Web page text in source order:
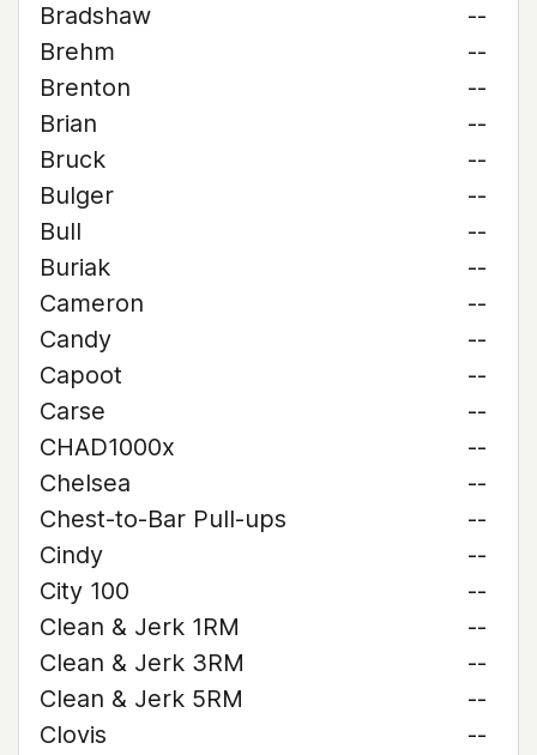
Bradshaw
--
Brehm
--
Brenton
--
Brian
--
Bruck
--
Bulger
--
Bull
--
Buriak
--
Cameron
--
Candy
--
Capoot
--
Carse
--
CHAD1000x
--
Chelsea
--
Chest-to-Bar Pull-ups
--
Cindy
--
City 100
--
Clean & Jerk 1RM
--
Clean & Jerk 3RM
--
Clean & Jerk 5RM
--
Clovis
--